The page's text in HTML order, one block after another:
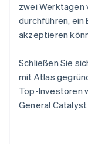
zwei Werktagen
durchführen, ein
akzeptieren
Schließen Sie
mit Atlas
Top-Investoren
General